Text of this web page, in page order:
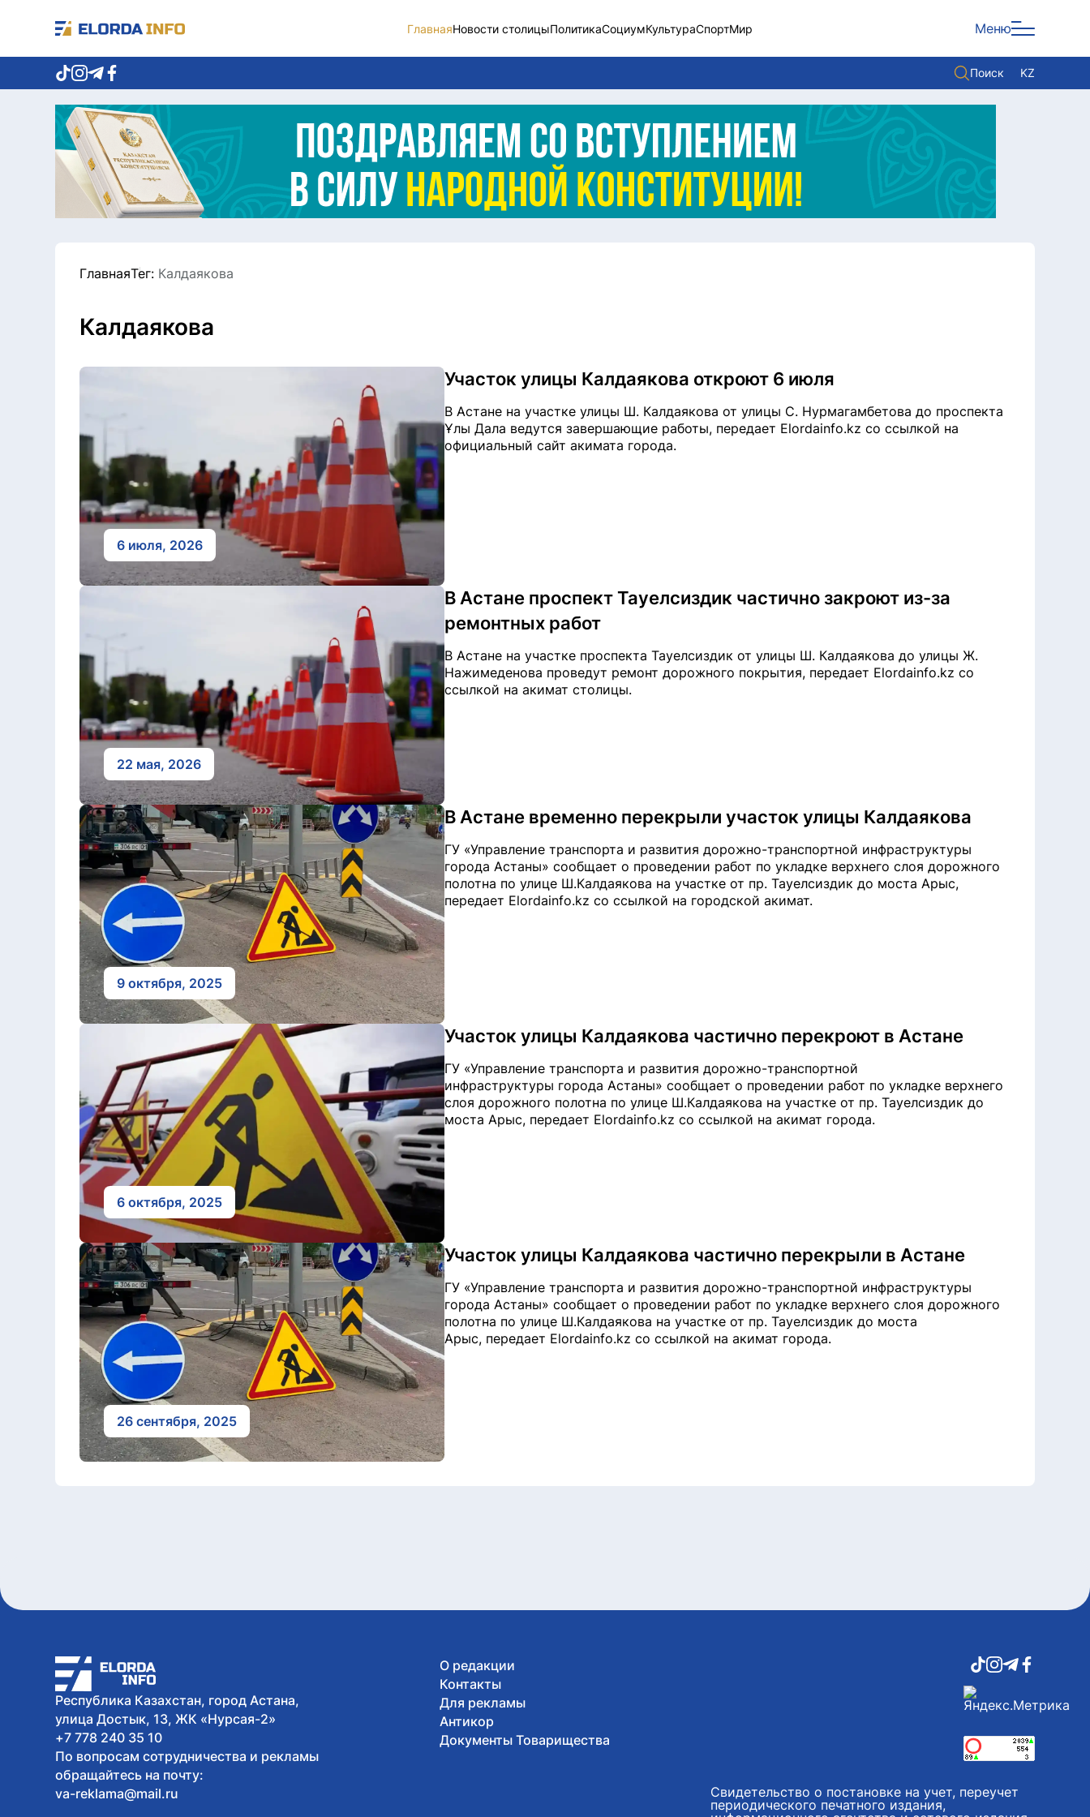
ГлавнаяНовости столицыПолитикаСоциумКультураСпортМир Меню
Поиск KZ
Новости столицы
Политика
Социум
Экономика
Спорт
Культура
ГлавнаяТег: Калдаякова
Калдаякова
6 июля, 2026
Участок улицы Калдаякова откроют 6 июля
В Астане на участке улицы Ш. Калдаякова от улицы С. Нурмагамбетова до проспекта
Ұлы Дала ведутся завершающие работы, передает Elordainfo.kz со ссылкой на
официальный сайт акимата города.
22 мая, 2026
В Астане проспект Тауелсиздик частично закроют из-за
ремонтных работ
В Астане на участке проспекта Тауелсиздик от улицы Ш. Калдаякова до улицы Ж.
Нажимеденова проведут ремонт дорожного покрытия, передает Elordainfo.kz со
ссылкой на акимат столицы.
9 октября, 2025
В Астане временно перекрыли участок улицы Калдаякова
ГУ «Управление транспорта и развития дорожно-транспортной инфраструктуры
города Астаны» сообщает о проведении работ по укладке верхнего слоя дорожного
полотна по улице Ш.Калдаякова на участке от пр. Тауелсиздик до моста Арыс,
передает Elordainfo.kz со ссылкой на городской акимат.
6 октября, 2025
Участок улицы Калдаякова частично перекроют в Астане
ГУ «Управление транспорта и развития дорожно-транспортной
инфраструктуры города Астаны» сообщает о проведении работ по укладке верхнего
слоя дорожного полотна по улице Ш.Калдаякова на участке от пр. Тауелсиздик до
моста Арыс, передает Elordainfo.kz со ссылкой на акимат города.
26 сентября, 2025
Участок улицы Калдаякова частично перекрыли в Астане
ГУ «Управление транспорта и развития дорожно-транспортной инфраструктуры
города Астаны» сообщает о проведении работ по укладке верхнего слоя дорожного
полотна по улице Ш.Калдаякова на участке от пр. Тауелсиздик до моста
Арыс, передает Elordainfo.kz со ссылкой на акимат города.
Республика Казахстан, город Астана,
улица Достык, 13, ЖК «Нурсая-2»
+7 778 240 35 10
По вопросам сотрудничества и рекламы
обращайтесь на почту:
va-reklama@mail.ru
О редакции
Контакты
Для рекламы
Антикор
Документы Товарищества
Свидетельство о постановке на учет, переучет
периодического печатного издания,